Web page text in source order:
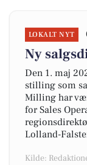
LOKALT NYT
Ny
Den 1. maj
stilling som
Milling har
for Sales
Lolland-
Kilde: